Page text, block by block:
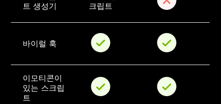
트 생성기
크립트
바이럴 훅
이모티콘이
있는 스크립
트